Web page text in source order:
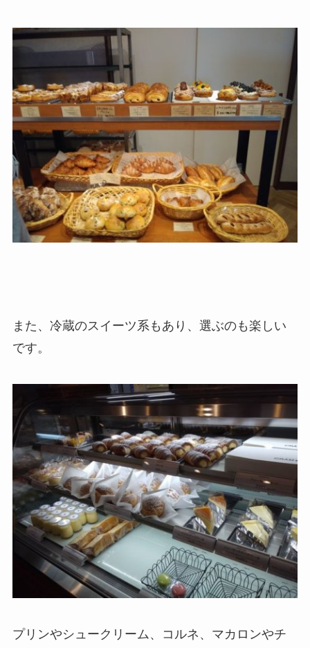
また、冷蔵のスイーツ系もあり、選ぶのも楽しい
です。
プリンやシュークリーム、コルネ、マカロンやチ